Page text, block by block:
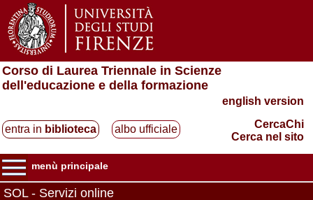
Corso di Laurea Triennale in Scienze
dell'educazione e della formazione
english version
entra in biblioteca albo ufficiale
CercaChi
Cerca nel sito
menù principale
SOL - Servizi online